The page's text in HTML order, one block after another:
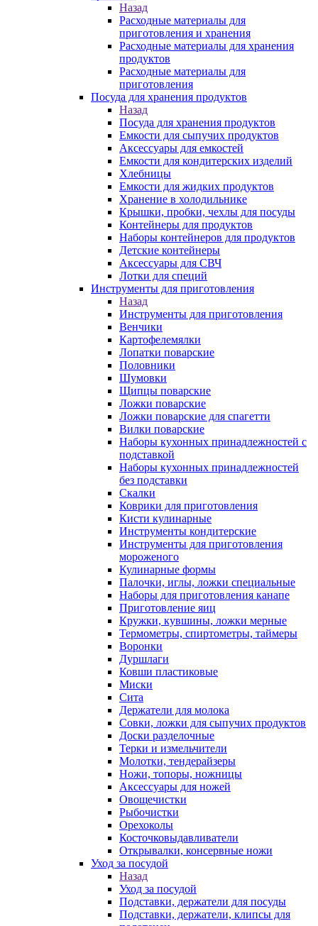
Назад
Расходные материалы для
приготовления и хранения
Расходные материалы для хранения
продуктов
Расходные материалы для
приготовления
Посуда для хранения продуктов
Назад
Посуда для хранения продуктов
Емкости для сыпучих продуктов
Аксессуары для емкостей
Емкости для кондитерских изделий
Хлебницы
Емкости для жидких продуктов
Хранение в холодильнике
Крышки, пробки, чехлы для посуды
Контейнеры для продуктов
Наборы контейнеров для продуктов
Детские контейнеры
Аксессуары для СВЧ
Лотки для специй
Инструменты для приготовления
Назад
Инструменты для приготовления
Венчики
Картофелемялки
Лопатки поварские
Половники
Шумовки
Щипцы поварские
Ложки поварские
Ложки поварские для спагетти
Вилки поварские
Наборы кухонных принадлежностей с
подставкой
Наборы кухонных принадлежностей
без подставки
Скалки
Коврики для приготовления
Кисти кулинарные
Инструменты кондитерские
Инструменты для приготовления
мороженого
Кулинарные формы
Палочки, иглы, ложки специальные
Наборы для приготовления канапе
Приготовление яиц
Кружки, кувшины, ложки мерные
Термометры, спиртометры, таймеры
Воронки
Дуршлаги
Ковши пластиковые
Миски
Сита
Держатели для молока
Совки, ложки для сыпучих продуктов
Доски разделочные
Терки и измельчители
Молотки, тендерайзеры
Ножи, топоры, ножницы
Аксессуары для ножей
Овощечистки
Рыбочистки
Орехоколы
Косточковыдавливатели
Открывалки, консервные ножи
Уход за посудой
Назад
Уход за посудой
Подставки, держатели для посуды
Подставки, держатели, клипсы для